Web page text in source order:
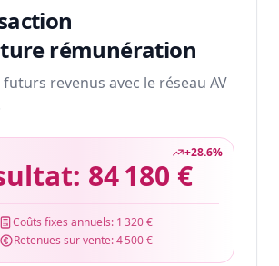
rémunération
futurs revenus avec le réseau AV
+28.6%
84 180 €
Coûts fixes annuels: 1 320 €
Retenues sur vente:4 500 €